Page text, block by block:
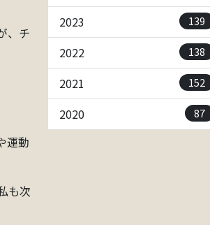
、チ
運動
も次
2023 139
2022 138
2021 152
2020 87